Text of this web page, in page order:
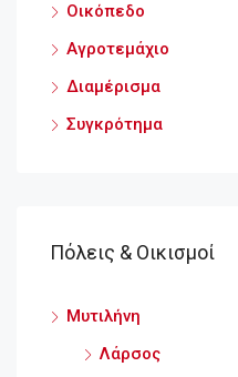
Οικόπεδο
Αγροτεμάχιο
Διαμέρισμα
Συγκρότημα
Πόλεις & Οικισμοί
Μυτιλήνη
Λάρσος